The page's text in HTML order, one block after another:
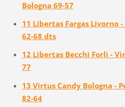
Bologna 69-57
11 Libertas Fargas Livorno
62-68 dts
12 Libertas Becchi Forlì -
77
13 Virtus Candy Bologna -
82-64